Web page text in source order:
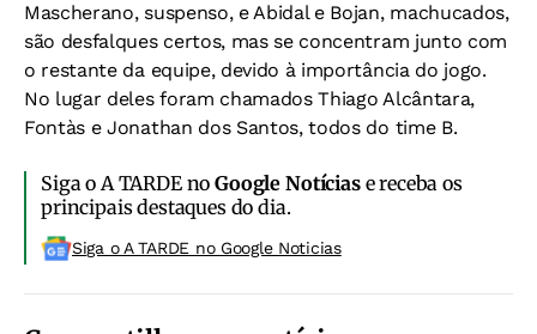
Mascherano, suspenso, e Abidal e Bojan, machucados,
são desfalques certos, mas se concentram junto com
o restante da equipe, devido à importância do jogo.
No lugar deles foram chamados Thiago Alcântara,
Fontàs e Jonathan dos Santos, todos do time B.
Siga o A TARDE noGoogle Notíciase receba os
principais destaques do dia.
Siga o A TARDE no Google Noticias